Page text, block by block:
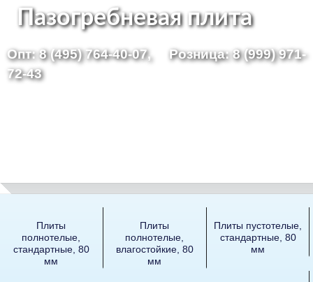
Перейти
основному
Пазогребневая плита
Опт: 8 (495) 764-40-07,
Розница: 8 (999) 971-
72-43
Плиты
полнотелые,
стандартные, 80
мм
Плиты
полнотелые,
влагостойкие, 80
мм
Плиты пустотелые,
стандартные, 80
мм